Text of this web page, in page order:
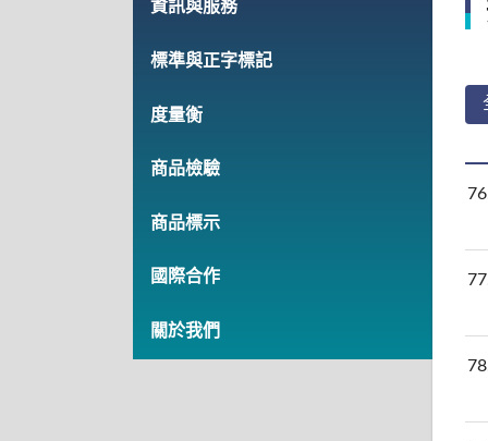
資訊與服務
標準與正字標記
度量衡
商品檢驗
商品標示
國際合作
關於我們
76
77
78